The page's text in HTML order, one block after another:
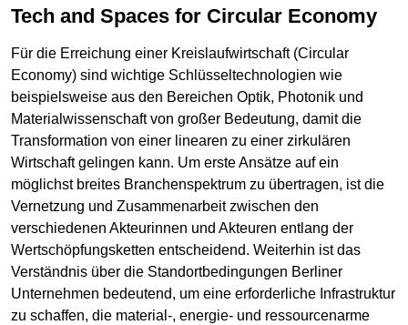
Tech and Spaces for Circular Economy
Für die Erreichung einer Kreislaufwirtschaft (Circular
Economy) sind wichtige Schlüsseltechnologien wie
beispielsweise aus den Bereichen Optik, Photonik und
Materialwissenschaft von großer Bedeutung, damit die
Transformation von einer linearen zu einer zirkulären
Wirtschaft gelingen kann. Um erste Ansätze auf ein
möglichst breites Branchenspektrum zu übertragen, ist die
Vernetzung und Zusammenarbeit zwischen den
verschiedenen Akteurinnen und Akteuren entlang der
Wertschöpfungsketten entscheidend. Weiterhin ist das
Verständnis über die Standortbedingungen Berliner
Unternehmen bedeutend, um eine erforderliche Infrastruktur
zu schaffen, die material-, energie- und ressourcenarme